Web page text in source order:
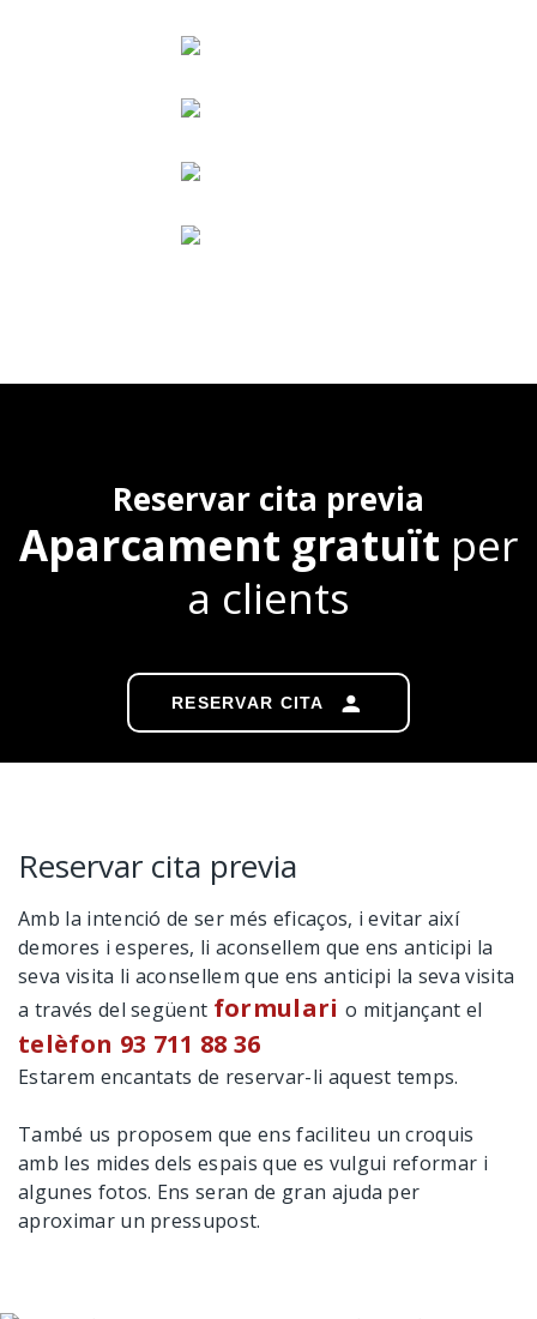
Reservar cita previa
Aparcament gratuït per
a clients
RESERVAR CITA
Reservar cita previa
Amb la intenció de ser més eficaços, i evitar així
demores i esperes, li aconsellem que ens anticipi la
seva visita li aconsellem que ens anticipi la seva visita
a través del següent formulari o mitjançant el
telèfon 93 711 88 36
Estarem encantats de reservar-li aquest temps.
També us proposem que ens faciliteu un croquis
amb les mides dels espais que es vulgui reformar i
algunes fotos. Ens seran de gran ajuda per
aproximar un pressupost.